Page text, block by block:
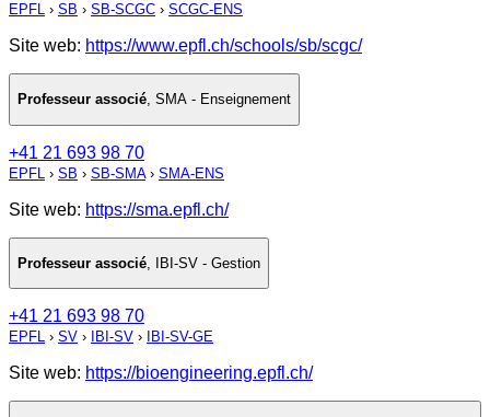
EPFL › SB › SB-SCGC › SCGC-ENS
Site web: https://www.epfl.ch/schools/sb/scgc/
Professeur associé, SMA - Enseignement
+41 21 693 98 70
EPFL › SB › SB-SMA› SMA-ENS
Site web: https://sma.epfl.ch/
Professeur associé, IBI-SV - Gestion
+41 21 693 98 70
EPFL › SV › IBI-SV › IBI-SV-GE
Site web: https://bioengineering.epfl.ch/